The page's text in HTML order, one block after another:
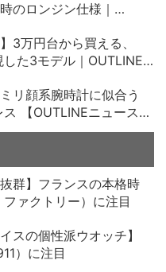
のロンジン仕様｜
3万円台から買える、
た3モデル｜OUTLINE
リ顔系腕時計に似合う
【OUTLINEニュース
群】フランスの本格時
ァクトリー）に注目
スの個性派ウオッチ】
）に注目